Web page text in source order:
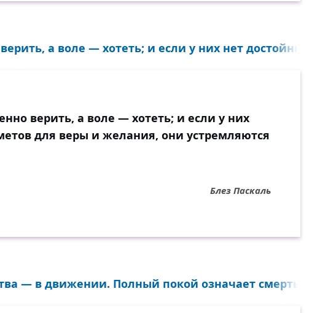
а воле — хотеть; и если у них нет достойных...
верить, а воле — хотеть; и если у них
для веры и желания, они устремляются
Блез Паскаль
— в движении. Полный покой означает смерть...